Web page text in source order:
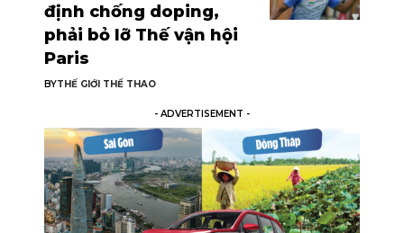
định chống doping,
phải bỏ lỡ Thế vận hội
Paris
BYTHẾ GIỚI THỂ THAO
- ADVERTISEMENT -